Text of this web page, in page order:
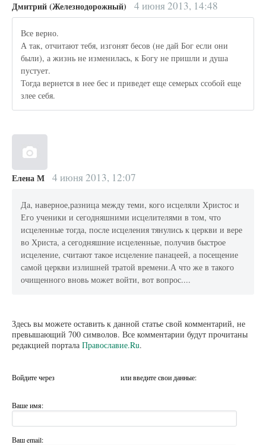
Дмитрий (Железнодорожный) 4 июня 2013, 14:48
Все верно.
А так, отчитают тебя, изгонят бесов (не дай Бог если они
были), а жизнь не изменилась, к Богу не пришли и душа
пустует.
Тогда вернется в нее бес и приведет еще семерых ссобой еще
злее себя.
Елена М 4 июня 2013, 12:07
Да, наверное,разница между теми, кого исцеляли Христос и
Его ученики и сегодняшними исцелителями в том, что
исцеленные тогда, после исцеления тянулись к церкви и вере
во Христа, а сегодняшние исцеленные, получив быстрое
исцеление, считают такое исцеление панацеей, а посещение
самой церкви излишней тратой времени.А что же в такого
очищенного вновь может войти, вот вопрос....
Здесь вы можете оставить к данной статье свой комментарий, не
превышающий 700 символов. Все комментарии будут прочитаны
редакцией портала Православие.Ru.
Войдите через или введите свои данные:
Ваше имя:
Ваш email: